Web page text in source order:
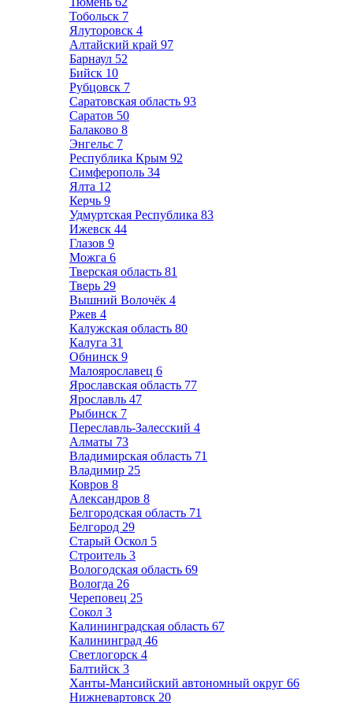
Тобольск 7
Ялуторовск 4
Алтайский край 97
Барнаул 52
Бийск 10
Рубцовск 7
Саратовская область 93
Саратов 50
Балаково 8
Энгельс 7
Республика Крым 92
Симферополь 34
Ялта 12
Керчь 9
Удмуртская Республика 83
Ижевск 44
Глазов 9
Можга 6
Тверская область 81
Тверь 29
Вышний Волочёк 4
Ржев 4
Калужская область 80
Калуга 31
Обнинск 9
Малоярославец 6
Ярославская область 77
Ярославль 47
Рыбинск 7
Переславль-Залесский 4
Алматы 73
Владимирская область 71
Владимир 25
Ковров 8
Александров 8
Белгородская область 71
Белгород 29
Старый Оскол 5
Строитель 3
Вологодская область 69
Вологда 26
Череповец 25
Сокол 3
Калининградская область 67
Калининград 46
Светлогорск 4
Балтийск 3
Ханты-Мансийский автономный округ 66
Нижневартовск 20